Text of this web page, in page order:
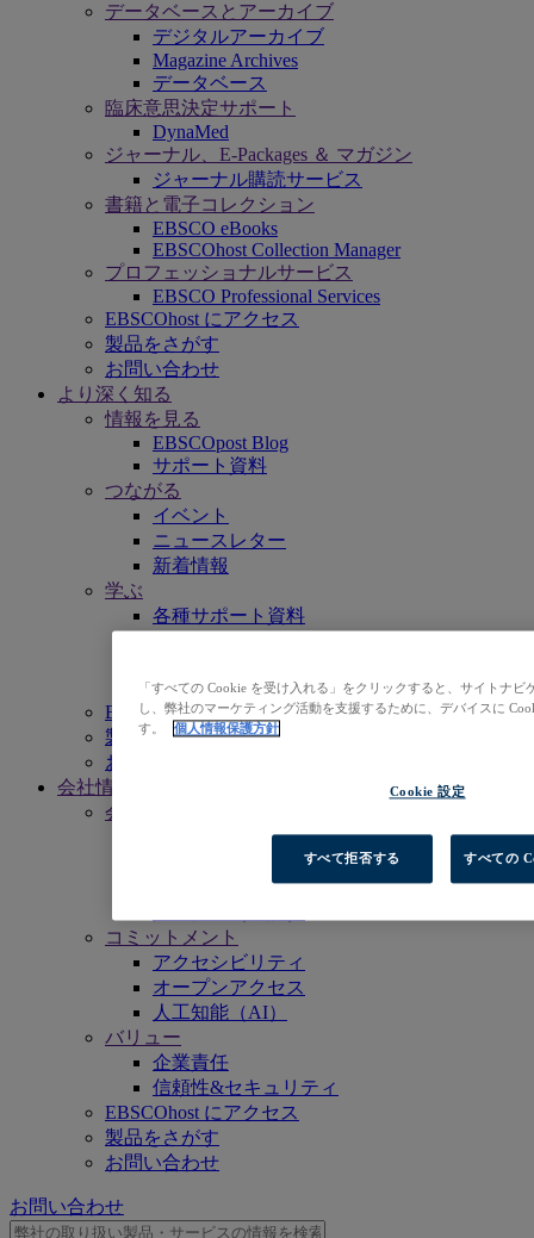
データベースとアーカイブ
デジタルアーカイブ
Magazine Archives
データベース
臨床意思決定サポート
DynaMed
ジャーナル、E-Packages ＆ マガジン
ジャーナル購読サービス
書籍と電子コレクション
EBSCO eBooks
EBSCOhost Collection Manager
プロフェッショナルサービス
EBSCO Professional Services
EBSCOhost にアクセス
製品をさがす
お問い合わせ
より深く知る
情報を見る
EBSCOpost Blog
サポート資料
つながる
イベント
ニュースレター
新着情報
学ぶ
各種サポート資料
収録タイトルリスト
EBSCOhost にアクセス
製品をさがす
お問い合わせ
会社情報
会社情報
私たちのミッション
コミットメント
アクセシビリティ
オープンアクセス
人工知能（AI）
バリュー
企業責任
信頼性&セキュリティ
EBSCOhost にアクセス
製品をさがす
お問い合わせ
お問い合わせ
「すべての Cookie を受け入れる」をクリックすると、サイトナ
し、弊社のマーケティング活動を支援するために、デバイスに
す。
個人情報保護方針
Cookie 設定
すべて拒否する すべての